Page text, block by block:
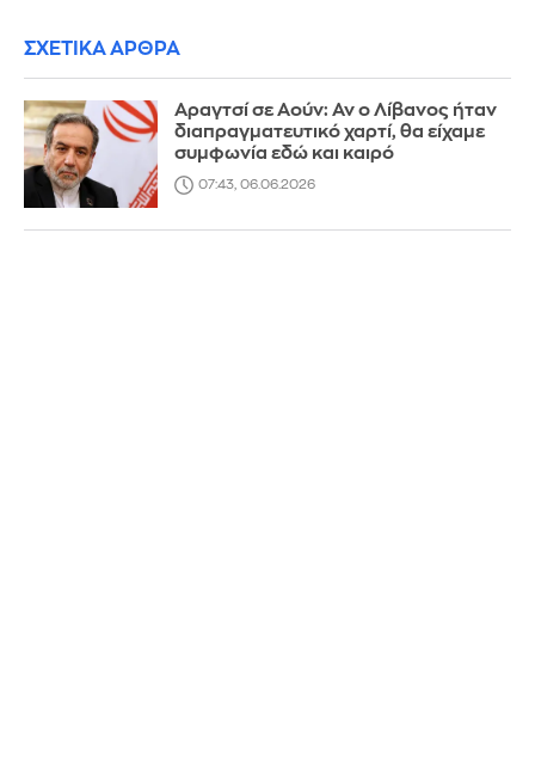
ΣΧΕΤΙΚΑ ΑΡΘΡΑ
Αραγτσί σε Αούν: Αν ο Λίβανος ήταν
διαπραγματευτικό χαρτί, θα είχαμε
συμφωνία εδώ και καιρό
07:43, 06.06.2026